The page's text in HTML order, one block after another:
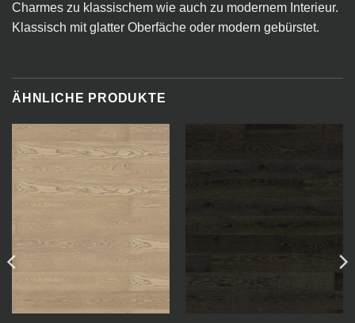
Charmes zu klassischem wie auch zu modernem Interieur.
Klassisch mit glatter Oberfäche oder modern gebürstet.
ÄHNLICHE PRODUKTE